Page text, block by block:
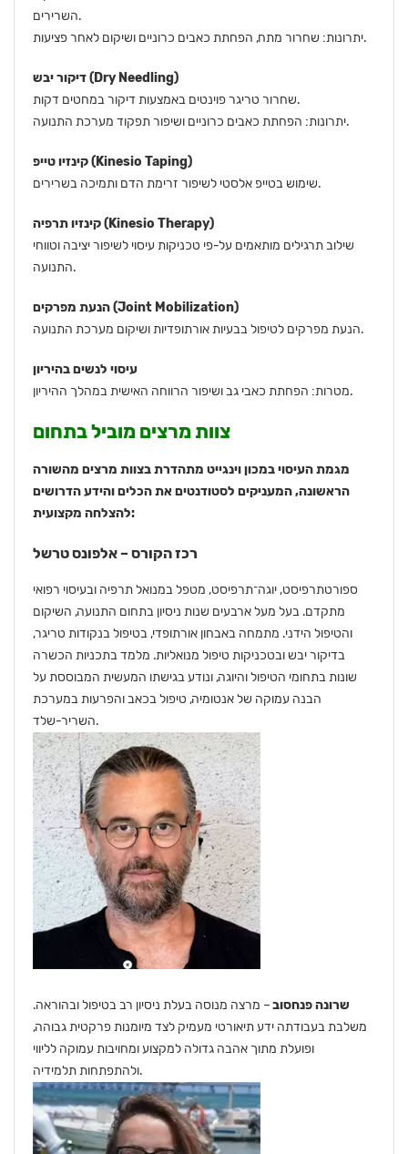
השרירים.
יתרונות: שחרור מתח, הפחתת כאבים כרוניים ושיקום לאחר פציעות.
דיקור יבש (Dry Needling)
שחרור טריגר פוינטים באמצעות דיקור במחטים דקות.
יתרונות: הפחתת כאבים כרוניים ושיפור תפקוד מערכת התנועה.
קינזיו טייפ (Kinesio Taping)
שימוש בטייפ אלסטי לשיפור זרימת הדם ותמיכה בשרירים.
קינזיו תרפיה (Kinesio Therapy)
שילוב תרגילים מותאמים על-פי טכניקות עיסוי לשיפור יציבה וטווחי
התנועה.
הנעת מפרקים (Joint Mobilization)
הנעת מפרקים לטיפול בבעיות אורתופדיות ושיקום מערכת התנועה.
עיסוי לנשים בהיריון
מטרות: הפחתת כאבי גב ושיפור הרווחה האישית במהלך ההיריון.
צוות מרצים מוביל בתחום
מגמת העיסוי במכון וינגייט מתהדרת בצוות מרצים מהשורה
הראשונה, המעניקים לסטודנטים את הכלים והידע הדרושים
להצלחה מקצועית:
רכז הקורס – אלפונס טרשל
ספורטתרפיסט, יוגה־תרפיסט, מטפל במנואל תרפיה ובעיסוי רפואי
מתקדם. בעל מעל ארבעים שנות ניסיון בתחום התנועה, השיקום
והטיפול הידני. מתמחה באבחון אורתופדי, בטיפול בנקודות טריגר,
בדיקור יבש ובטכניקות טיפול מנואליות. מלמד בתכניות הכשרה
שונות בתחומי הטיפול והיוגה, ונודע בגישתו המעשית המבוססת על
הבנה עמוקה של אנטומיה, טיפול בכאב והפרעות במערכת
השריר-שלד.
שרונה פנחסוב– מרצה מנוסה בעלת ניסיון רב בטיפול ובהוראה.
משלבת בעבודתה ידע תיאורטי מעמיק לצד מיומנות פרקטית גבוהה,
ופועלת מתוך אהבה גדולה למקצוע ומחויבות עמוקה לליווי
ולהתפתחות תלמידיה.